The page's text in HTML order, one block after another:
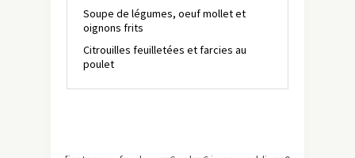
Soupe de légumes, oeuf mollet et
oignons frits
Citrouilles feuilletées et farcies au
poulet